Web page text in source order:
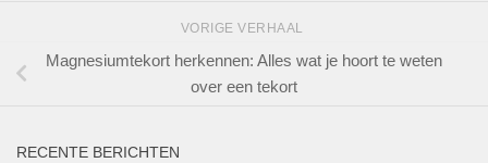
VORIGE VERHAAL
Magnesiumtekort herkennen: Alles wat je hoort te weten
over een tekort
RECENTE BERICHTEN